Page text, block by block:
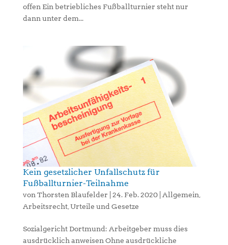
offen Ein betriebliches Fußballturnier steht nur
dann unter dem...
Kein gesetzlicher Unfallschutz für
Fußballturnier-Teilnahme
von Thorsten Blaufelder 24. Feb. 2020| Allgemein
Arbeitsrecht, Urteile und Gesetze
Sozialgericht Dortmund: Arbeitgeber muss dies
ausdrücklich anweisen Ohne ausdrückliche